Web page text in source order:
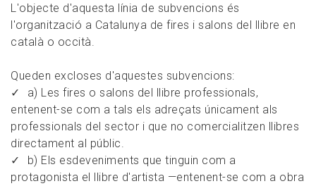
L'objecte d'aquesta línia de subvencions és
l'organització a Catalunya de fires i salons del llibre en
català o occità.
Queden excloses d'aquestes subvencions:
a) Les fires o salons del llibre professionals,
entenent-se com a tals els adreçats únicament als
professionals del sector i que no comercialitzen llibres
directament al públic.
b) Els esdeveniments que tinguin com a
protagonista el llibre d'artista —entenent-se com a obra